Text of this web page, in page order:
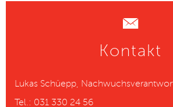
Kontakt
Lukas Schüepp,
Tel.: 031 330 24 56